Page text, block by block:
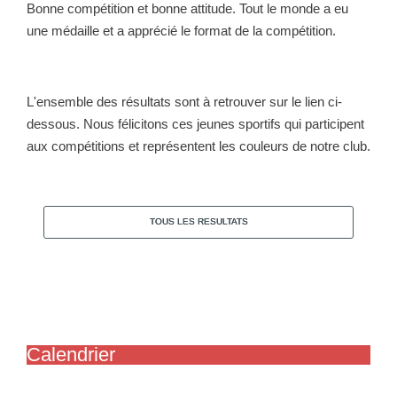
Bonne compétition et bonne attitude. Tout le monde a eu
une médaille et a apprécié le format de la compétition.
L'ensemble des résultats sont à retrouver sur le lien ci-
dessous. Nous félicitons ces jeunes sportifs qui participent
aux compétitions et représentent les couleurs de notre club.
TOUS LES RESULTATS
Calendrier